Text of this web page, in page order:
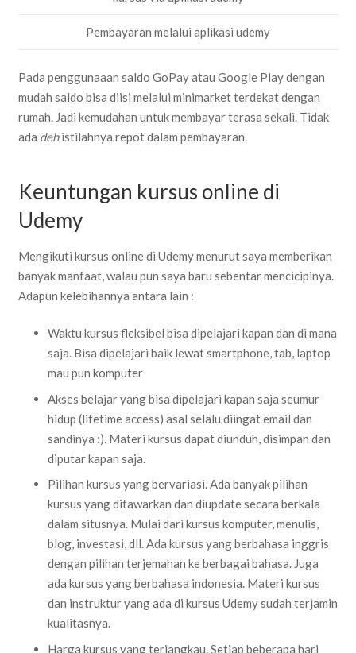
Pembayaran melalui aplikasi udemy
Pada penggunaaan saldo GoPay atau Google Play dengan
mudah saldo bisa diisi melalui minimarket terdekat dengan
rumah. Jadi kemudahan untuk membayar terasa sekali. Tidak
ada dehistilahnya repot dalam pembayaran.
Keuntungan kursus online di
Udemy
Mengikuti kursus online di Udemy menurut saya memberikan
banyak manfaat, walau pun saya baru sebentar mencicipinya.
Adapun kelebihannya antara lain :
Waktu kursus fleksibel bisa dipelajari kapan dan di mana
saja. Bisa dipelajari baik lewat smartphone, tab, laptop
mau pun komputer
Akses belajar yang bisa dipelajari kapan saja seumur
hidup (lifetime access) asal selalu diingat email dan
sandinya :). Materi kursus dapat diunduh, disimpan dan
diputar kapan saja.
Pilihan kursus yang bervariasi. Ada banyak pilihan
kursus yang ditawarkan dan diupdate secara berkala
dalam situsnya. Mulai dari kursus komputer, menulis,
blog, investasi, dll. Ada kursus yang berbahasa inggris
dengan pilihan terjemahan ke berbagai bahasa. Juga
ada kursus yang berbahasa indonesia. Materi kursus
dan instruktur yang ada di kursus Udemy sudah terjamin
kualitasnya.
Harga kursus yang terjangkau. Setiap beberapa hari